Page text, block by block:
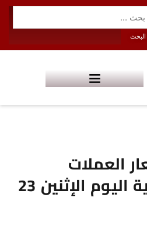
العملات
الأجنبية والعربية اليوم الإثنين 23